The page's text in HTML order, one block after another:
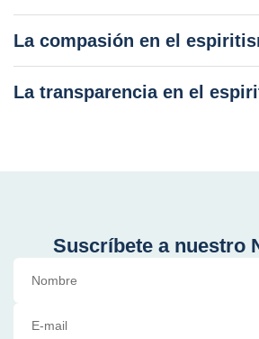
La compasión en el
La transparencia en el
Suscríbete a nuestro